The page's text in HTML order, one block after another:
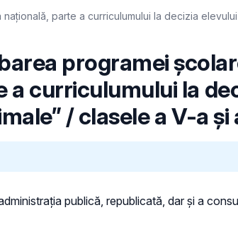
parte a curriculumului la decizia
programei
curriculumului la
/ clasele a V-a și
publică, republicată, dar și a